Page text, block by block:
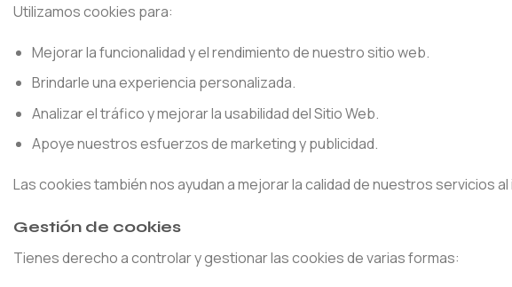
Utilizamos cookies para:
Mejorar la funcionalidad y el rendimiento de nuestro sitio web.
Brindarle una experiencia personalizada.
Analizar el tráfico y mejorar la usabilidad del Sitio Web.
Apoye nuestros esfuerzos de marketing y publicidad.
Las cookies también nos ayudan a mejorar la calidad de nuestros servicios
Gestión de cookies
Tienes derecho a controlar y gestionar las cookies de varias formas: